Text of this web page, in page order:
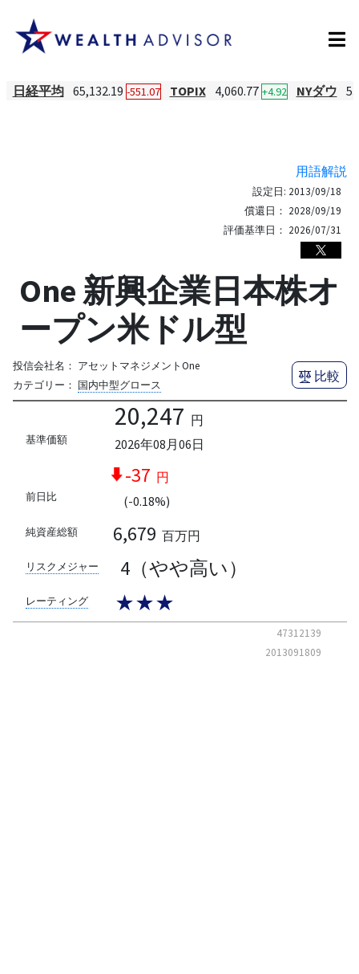
日経平均 65,132.19 -551.07 TOPIX 4,060.77 +4.92 NYダウ
用語解説
設定日: 2013/09/18
償還日： 2028/09/19
評価基準日： 2026/07/31
One 新興企業日本株オ
ープン米ドル型
投信会社名： アセットマネジメントOne
カテゴリー： 国内中型グロース
比較
基準価額
20,247 円
2026年08月06日
前日比
-37 円
(-0.18%)
純資産総額 6,679 百万円
リスクメジャー 4（やや高い）
レーティング ★★★
47312139
2013091809